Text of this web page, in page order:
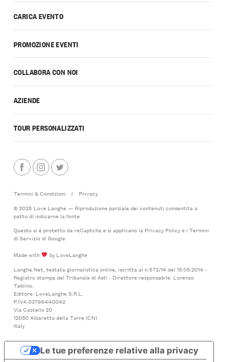
CARICA EVENTO
PROMOZIONE EVENTI
COLLABORA CON NOI
AZIENDE
TOUR PERSONALIZZATI
Termini & Condizioni |
Privacy
© 2026 Love Langhe — Riproduzione parziale dei contenuti consentita a
patto di indicarne la fonte
Questo si è protetto da reCaptcha e si applicano la Privacy Policye i Termini
di Serviziodi Google
Made with
by LoveLanghe
Langhe.Net, testata giornalistica online, iscritta al n.672/14 del 15.05.2014 -
Registro stampa del Tribunale di Asti - Direttore responsabile: Lorenzo
Tablino.
Editore: LoveLanghe S.R.L.
P.IVA 03796440042
Via Castello 20
12050 Albaretto della Torre (CN)
Italy
Le tue preferenze relative alla privacy